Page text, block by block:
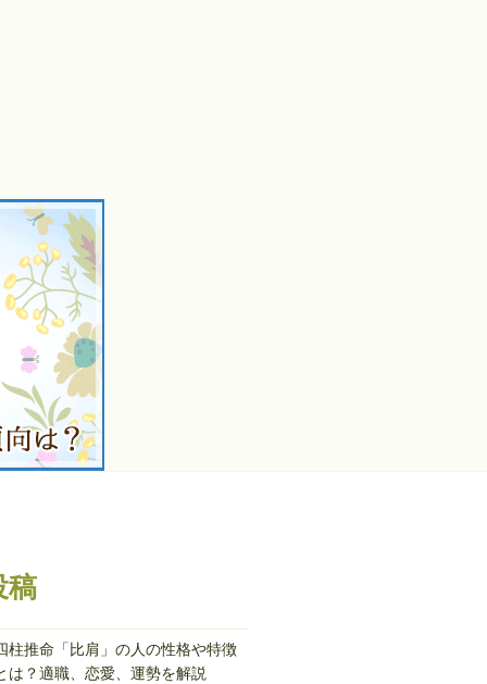
稿
柱推命「比肩」の人の性格や特徴
は？適職、恋愛、運勢を解説